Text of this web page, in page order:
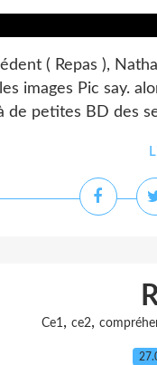
( Repas ),
images Pic say.
de petites BD des
Ce1, ce2,